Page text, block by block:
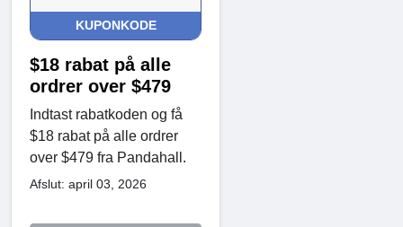
KUPONKODE
$18 rabat på alle
ordrer over $479
Indtast rabatkoden og få
$18 rabat på alle ordrer
over $479 fra Pandahall.
Afslut: april 03, 2026